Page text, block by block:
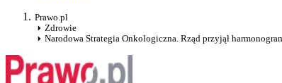
Prawo.pl
Zdrowie
Narodowa Strategia Onkologiczna. Rząd przyjął